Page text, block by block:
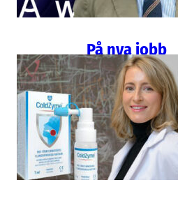
På nya jobb
Rekrytering/
Enzymatica, Kjell
Fredrick Sjöholm,
Skånska börsbolag
ny vd tar över
expansionen
team för…